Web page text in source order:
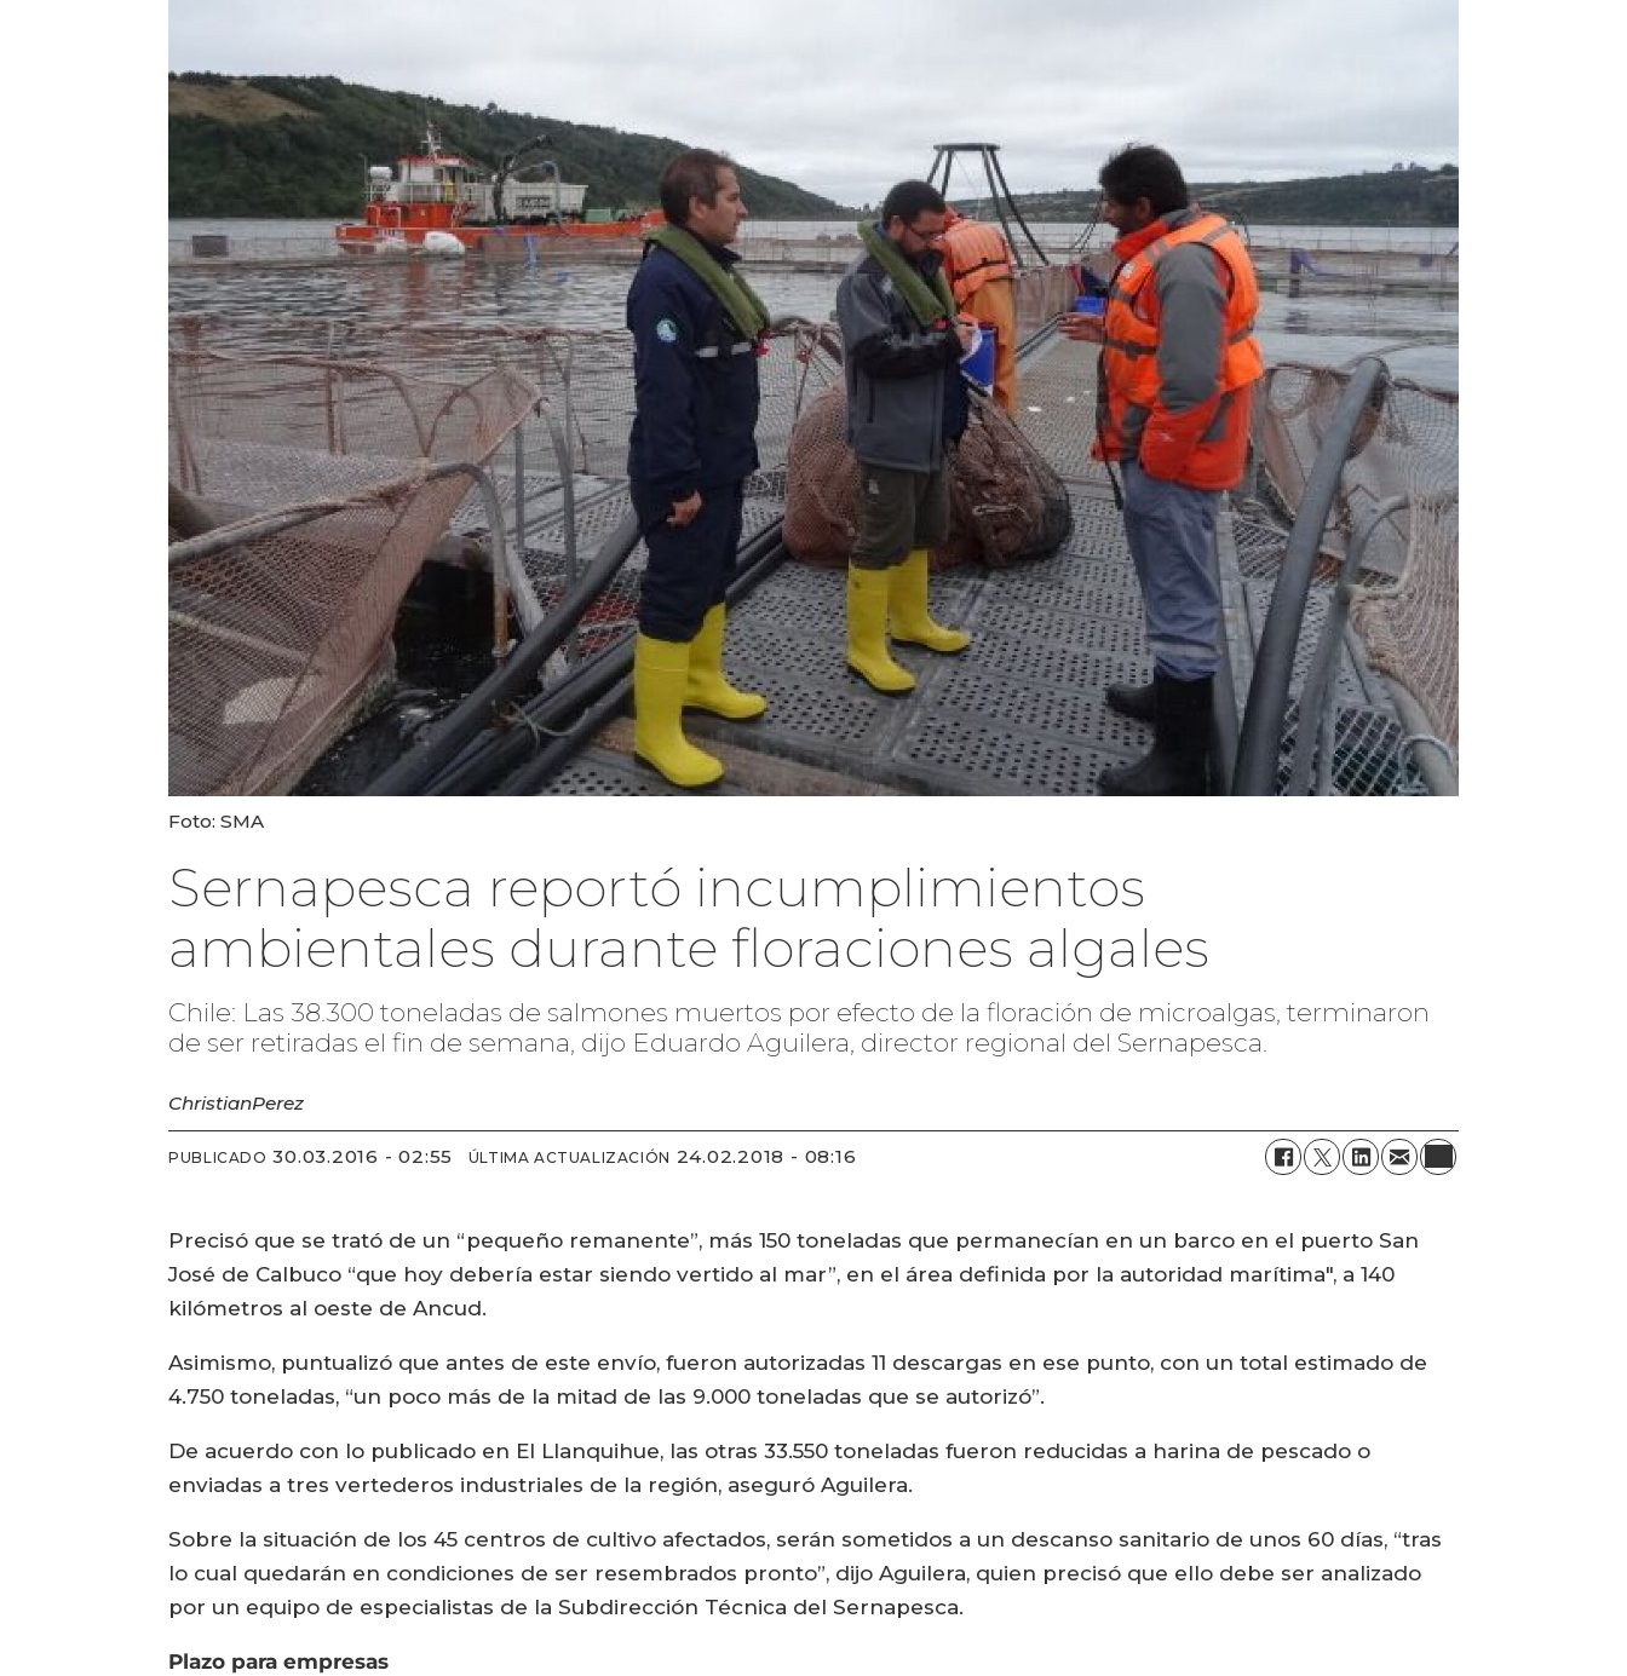
Foto: SMA
Sernapesca reportó incumplimientos
ambientales durante floraciones algales
Chile: Las 38.300 toneladas de salmones muertos por efecto de la floración de microalgas, terminaron
de ser retiradas el fin de semana, dijo Eduardo Aguilera, director regional del Sernapesca.
ChristianPerez
PUBLICADO 30.03.2016 - 02:55 ÚLTIMA ACTUALIZACIÓN 24.02.2018 - 08:16
Precisó que se trató de un “pequeño remanente”, más 150 toneladas que permanecían en un barco en el puerto San
José de Calbuco “que hoy debería estar siendo vertido al mar”, en el área definida por la autoridad marítima", a 140
kilómetros al oeste de Ancud.
Asimismo, puntualizó que antes de este envío, fueron autorizadas 11 descargas en ese punto, con un total estimado de
4.750 toneladas, “un poco más de la mitad de las 9.000 toneladas que se autorizó”.
De acuerdo con lo publicado en El Llanquihue, las otras 33.550 toneladas fueron reducidas a harina de pescado o
enviadas a tres vertederos industriales de la región, aseguró Aguilera.
Sobre la situación de los 45 centros de cultivo afectados, serán sometidos a un descanso sanitario de unos 60 días, “tras
lo cual quedarán en condiciones de ser resembrados pronto”, dijo Aguilera, quien precisó que ello debe ser analizado
por un equipo de especialistas de la Subdirección Técnica del Sernapesca.
Plazo para empresas